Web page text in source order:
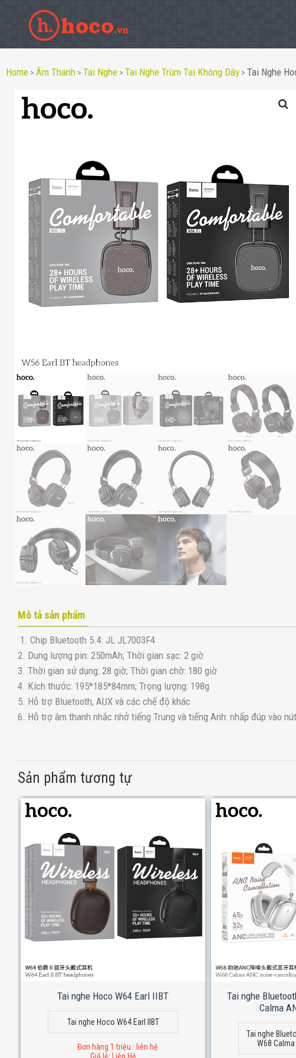
Home >Âm Thanh >Tai Nghe >Tai Nghe Trùm Tai Không Dây > Tai Nghe
Mô tả sản phẩm
1. Chip Bluetooth 5.4: JL JL7003F4
2. Dung lượng pin: 250mAh; Thời gian sạc: 2 giờ
3. Thời gian sử dụng: 28 giờ; Thời gian chờ: 180 giờ
4. Kích thước: 195*185*84mm; Trọng lượng: 198g
5. Hỗ trợ Bluetooth, AUX và các chế độ khác
6. Hỗ trợ âm thanh nhắc nhở tiếng Trung và tiếng Anh: nhấp đúp vào
Sản phẩm tương tự
Tai nghe Hoco W64 Earl IIBT
Tai nghe Hoco W64 Earl IIBT
Đơn hàng 1 triệu : liên hệ
Giá lẻ: Liên Hệ
Tai nghe
Calma
Tai nghe
W68